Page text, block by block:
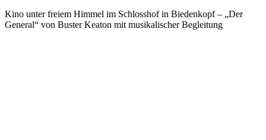
Kino unter freiem Himmel im Schlosshof in Biedenkopf – „Der
General“ von Buster Keaton mit musikalischer Begleitung